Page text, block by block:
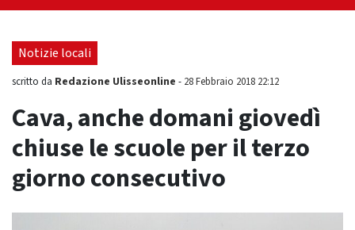
Fratellanza sull'ultima seduta consiliare:
Notizie locali
scritto da Redazione Ulisseonline - 28 Febbraio 2018 22:12
Cava, anche domani giovedì
chiuse le scuole per il terzo
giorno consecutivo